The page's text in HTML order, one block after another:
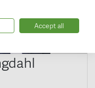
Accept all